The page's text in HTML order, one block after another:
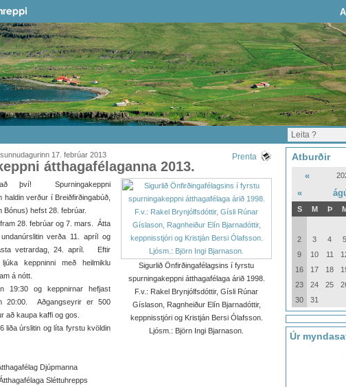
A
17. febrúar 2013 Prenta
átthagafélaganna 2013.
Sigurlið Önfirðingafélagsins í fyrstu
spurningakeppni átthagafélaga árið 1998.
F.v.: Rakel Brynjólfsdóttir, Gísli Rúnar
Gíslason, Ragnheiður Elín Bjarnadóttir,
keppnisstjóri og Kristján Bersi Ólafsson.
Ljósm.: Björn Ingi Bjarnason.
því! Spurningakeppni
haldin verður í Breiðfirðingabúð,
Bónus) hefst 28. febrúar.
28. febrúar og 7. mars. Átta
verða 11. apríl og
vetrardag, 24. apríl. Eftir
keppninni með heilmiklu
á nótt.
19:30 og keppnirnar hefjast
20:00. Aðgangseyrir er 500
að kaupa kaffi og gos.
liða úrslitin og líta fyrstu kvöldin
Djúpmanna
Sléttuhrepps
Atburðir
«
«
S M Þ
2
3 4 5
9
10 11
16
17 18
23
24 25
30
31
Úr